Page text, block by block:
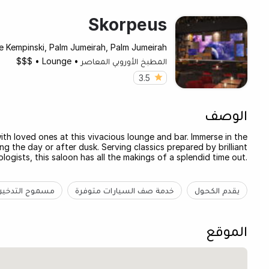
Skorpeus
Kempinski, Palm Jumeirah, Palm Jumeirah
المطبخ الأوروبي المعاصر •
Lounge
•
$$$
3.5
الوصف
loved ones at this vivacious lounge and bar. Immerse in the
the day or after dusk. Serving classics prepared by brilliant
this saloon has all the makings of a splendid time out.
يقدم الكحول خدمة صف السيارات متوفرة مسموح
الموقع